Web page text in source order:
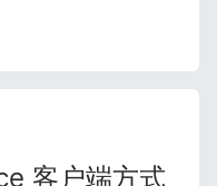
客户端方式